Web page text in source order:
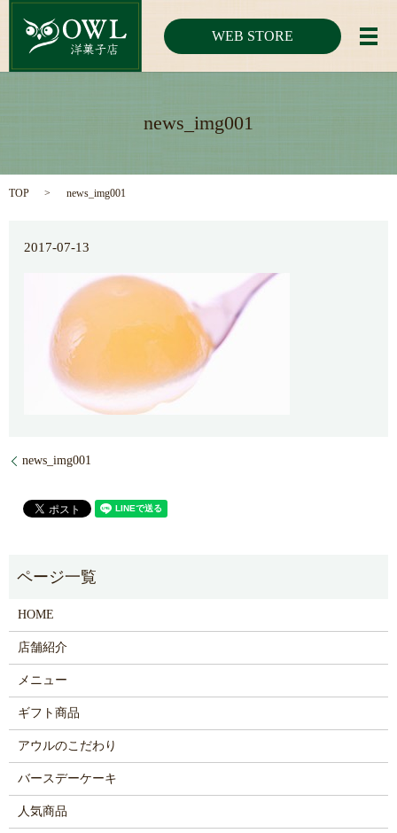
WEB STORE メ
news_img001
TOP news_img001
2017-07-13
news_img001
HOME
店舗紹介
メニュー
ギフト商品
アウルのこだわり
バースデーケーキ
人気商品